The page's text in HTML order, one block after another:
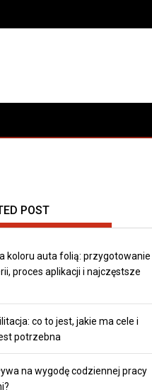
świeżością
POST
koloru auta folią: przygotowanie
proces aplikacji i najczęstsze
co to jest, jakie ma cele i
potrzebna
na wygodę codziennej pracy